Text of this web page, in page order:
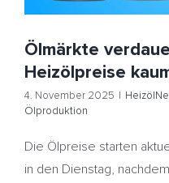
Ölmärkte
Heizölpreise
4. November 2025 |
Ölproduktion
Die Ölpreise starten
in den Dienstag,